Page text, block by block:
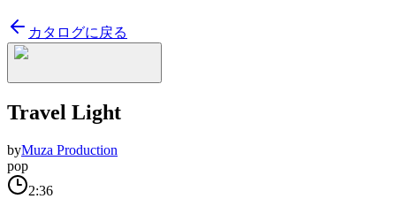
カタログに戻る
Travel Light
byMuza Production
pop
2:36